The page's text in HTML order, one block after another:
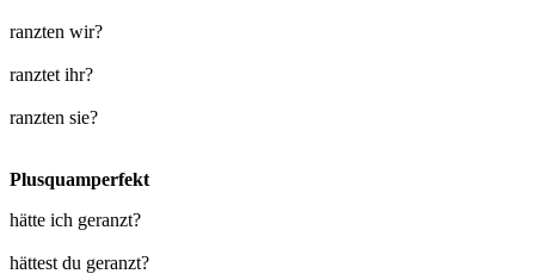
ranzten wir?
ranztet ihr?
ranzten sie?
Plusquamperfekt
hätte ich geranzt?
hättest du geranzt?